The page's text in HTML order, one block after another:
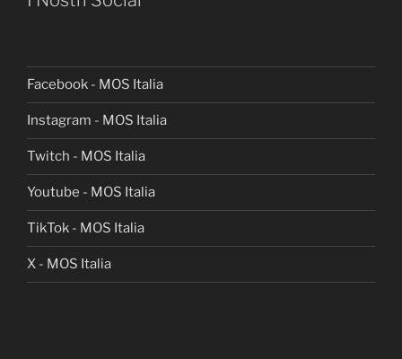
Facebook - MOS Italia
Instagram - MOS Italia
Twitch - MOS Italia
Youtube - MOS Italia
TikTok - MOS Italia
X - MOS Italia